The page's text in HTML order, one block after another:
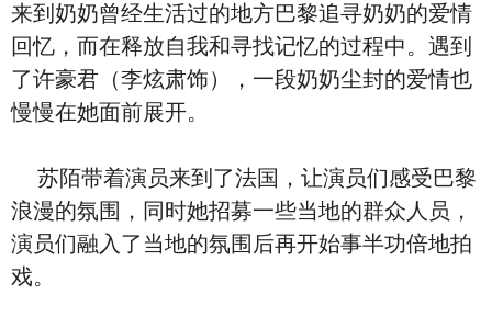
来到奶奶曾经生活过的地方巴黎追寻奶奶的爱情
回忆，而在释放自我和寻找记忆的过程中。遇到
了许豪君（李炫肃饰），一段奶奶尘封的爱情也
慢慢在她面前展开。
苏陌带着演员来到了法国，让演员们感受巴黎
浪漫的氛围，同时她招募一些当地的群众人员，
演员们融入了当地的氛围后再开始事半功倍地拍
戏。